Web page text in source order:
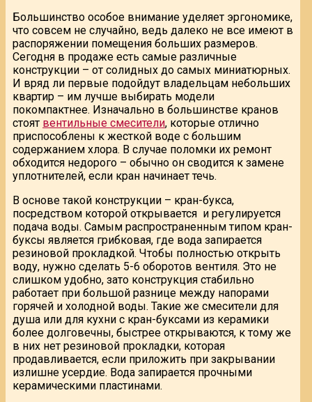
Большинство особое внимание уделяет эргономике,
что совсем не случайно, ведь далеко не все имеют в
распоряжении помещения больших размеров.
Сегодня в продаже есть самые различные
конструкции – от солидных до самых миниатюрных.
И вряд ли первые подойдут владельцам небольших
квартир – им лучше выбирать модели
покомпактнее. Изначально в большинстве кранов
стоят вентильные смесители, которые отлично
приспособлены к жесткой воде с большим
содержанием хлора. В случае поломки их ремонт
обходится недорого – обычно он сводится к замене
уплотнителей, если кран начинает течь.
В основе такой конструкции – кран-букса,
посредством которой открывается и регулируется
подача воды. Самым распространенным типом кран-
буксы является грибковая, где вода запирается
резиновой прокладкой. Чтобы полностью открыть
воду, нужно сделать 5-6 оборотов вентиля. Это не
слишком удобно, зато конструкция стабильно
работает при большой разнице между напорами
горячей и холодной воды. Такие же смесители для
душа или для кухни с кран-буксами из керамики
более долговечны, быстрее открываются, к тому же
в них нет резиновой прокладки, которая
продавливается, если приложить при закрывании
излишне усердие. Вода запирается прочными
керамическими пластинами.